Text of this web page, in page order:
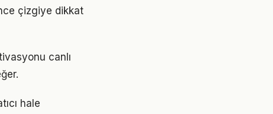
çizgiye dikkat
canlı
hale